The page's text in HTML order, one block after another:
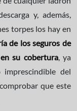
y, además,
torpes los hay en
de los seguros de
su cobertura, ya
del
que este